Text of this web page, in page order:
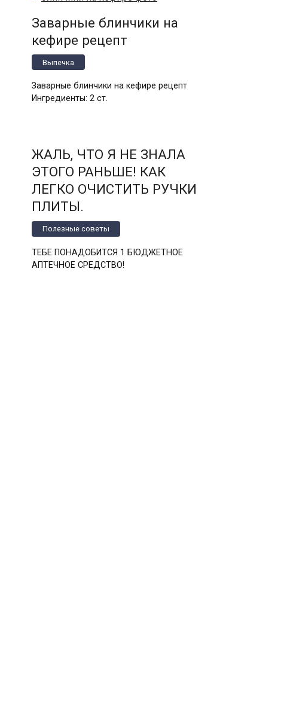
Заварные блинчики на
кефире рецепт
Выпечка
Заварные блинчики на кефире рецепт
Ингредиенты: 2 ст.
ЖАЛЬ, ЧТО Я НЕ ЗНАЛА
ЭТОГО РАНЬШЕ! КАК
ЛЕГКО ОЧИСТИТЬ РУЧКИ
ПЛИТЫ.
Полезные советы
ТЕБЕ ПОНАДОБИТСЯ 1 БЮДЖЕТНОЕ
АПТЕЧНОЕ СРЕДСТВО!